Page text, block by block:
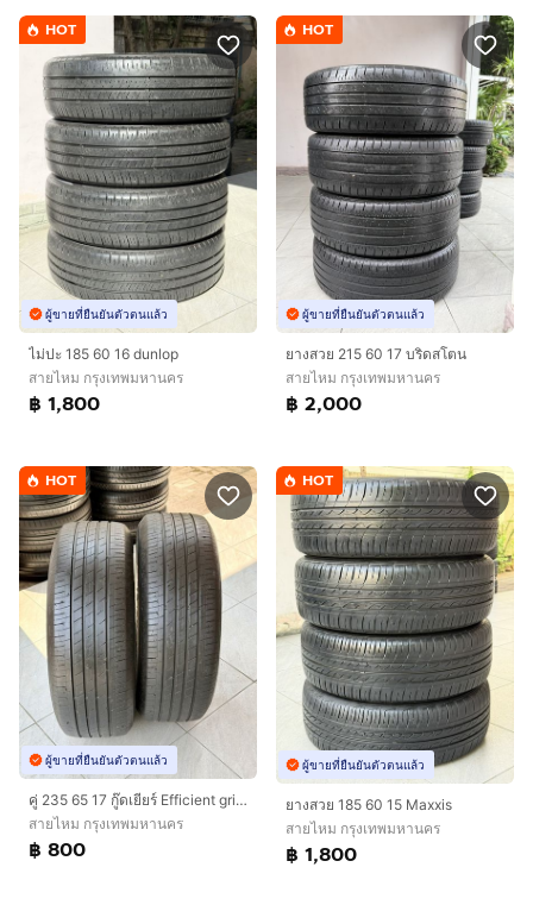
HOT
ผู้ขายที่ยืนยันตัวตนแล้ว
ไม่ปะ 185 60 16 dunlop
สายไหม กรุงเทพมหานคร
฿ 1,800
HOT
ผู้ขายที่ยืนยันตัวตนแล้ว
ยางสวย 215 60 17 บริดสโตน
สายไหม กรุงเทพมหานคร
฿ 2,000
HOT
ผู้ขายที่ยืนยันตัวตนแล้ว
คู่ 235 65 17 กู๊ดเยียร์ Efficient grip ไร้ปะ
สายไหม กรุงเทพมหานคร
฿ 800
HOT
ผู้ขายที่ยืนยันตัวตนแล้ว
ยางสวย 185 60 15 Maxxis
สายไหม กรุงเทพมหานคร
฿ 1,800